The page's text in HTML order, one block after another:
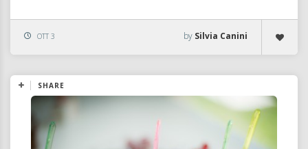
OTT 3 by Silvia Canini
SHARE